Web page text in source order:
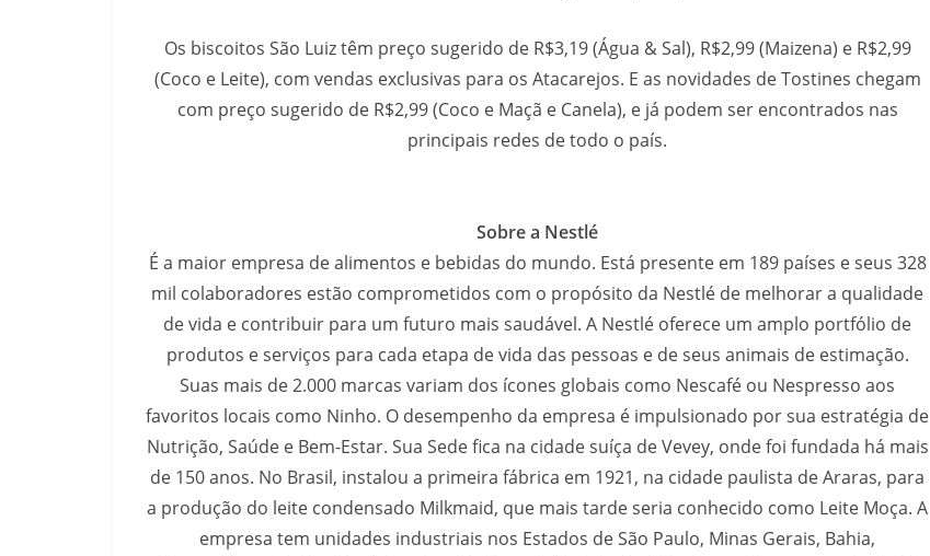
Os biscoitos São Luiz têm preço sugerido de R$3,19 (Água & Sal), R$2,99 (Maizena) e R$2,99
(Coco e Leite), com vendas exclusivas para os Atacarejos. E as novidades de Tostines chegam
com preço sugerido de R$2,99 (Coco e Maçã e Canela), e já podem ser encontrados nas
principais redes de todo o país.
Sobre a Nestlé
É a maior empresa de alimentos e bebidas do mundo. Está presente em 189 países e seus 328
mil colaboradores estão comprometidos com o propósito da Nestlé de melhorar a qualidade
de vida e contribuir para um futuro mais saudável. A Nestlé oferece um amplo portfólio de
produtos e serviços para cada etapa de vida das pessoas e de seus animais de estimação.
Suas mais de 2.000 marcas variam dos ícones globais como Nescafé ou Nespresso aos
favoritos locais como Ninho. O desempenho da empresa é impulsionado por sua estratégia de
Nutrição, Saúde e Bem-Estar. Sua Sede fica na cidade suíça de Vevey, onde foi fundada há mais
de 150 anos. No Brasil, instalou a primeira fábrica em 1921, na cidade paulista de Araras, para
a produção do leite condensado Milkmaid, que mais tarde seria conhecido como Leite Moça. A
empresa tem unidades industriais nos Estados de São Paulo, Minas Gerais, Bahia,